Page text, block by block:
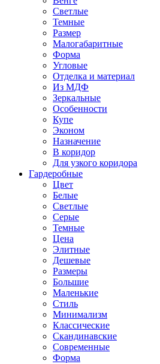
Светлые
Темные
Размер
Малогабаритные
Форма
Угловые
Отделка и материал
Из МДФ
Зеркальные
Особенности
Купе
Эконом
Назначение
В коридор
Для узкого коридора
Гардеробные
Цвет
Белые
Светлые
Серые
Темные
Цена
Элитные
Дешевые
Размеры
Большие
Маленькие
Стиль
Минимализм
Классические
Скандинавские
Современные
Форма